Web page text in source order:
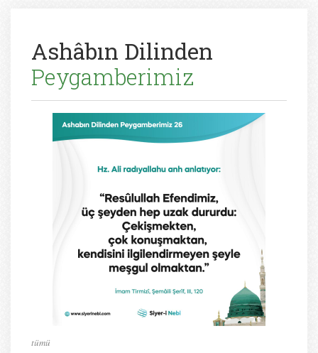
Ashâbın Dilinden
Peygamberimiz
tümü